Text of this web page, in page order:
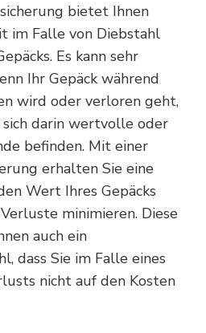
bietet Ihnen
im Falle von Diebstahl
Es kann sehr
Ihr Gepäck während
wird oder verloren geht,
darin wertvolle oder
befinden. Mit einer
erhalten Sie eine
Wert Ihres Gepäcks
minimieren. Diese
auch ein
dass Sie im Falle eines
nicht auf den Kosten